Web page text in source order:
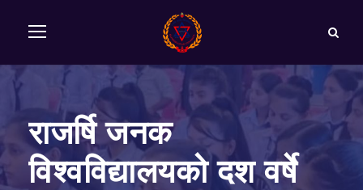
राजर्षि जनक
विश्‍वविद्यालयको दश वर्षे